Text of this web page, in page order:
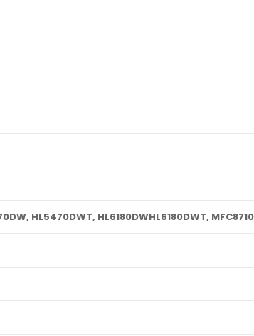
HL5470DWT, HL6180DWHL6180DWT,